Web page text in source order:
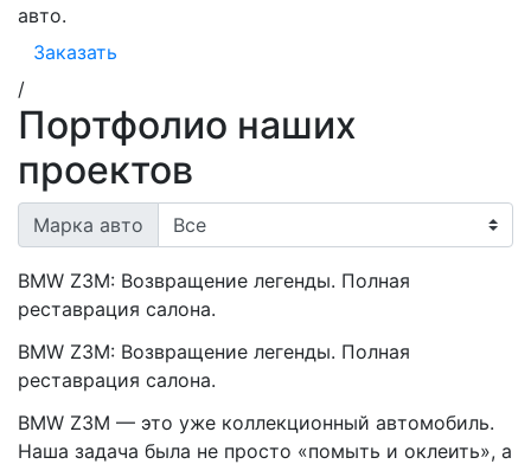
авто.
Заказать
/
Портфолио наших
проектов
Марка авто
BMW Z3M: Возвращение легенды. Полная
реставрация салона.
BMW Z3M: Возвращение легенды. Полная
реставрация салона.
BMW Z3M — это уже коллекционный автомобиль.
Наша задача была не просто «помыть и оклеить», а